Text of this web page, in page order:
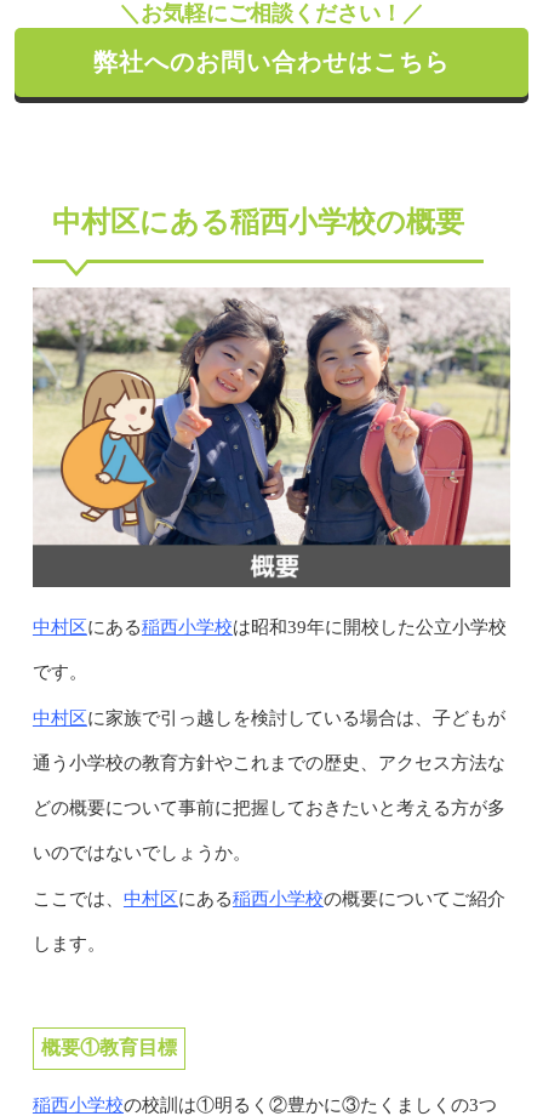
＼お気軽にご相談ください！／
弊社へのお問い合わせはこちら
中村区にある稲西小学校の概要
中村区にある稲西小学校は昭和39年に開校した公立小学校
です。
中村区に家族で引っ越しを検討している場合は、子どもが
通う小学校の教育方針やこれまでの歴史、アクセス方法な
どの概要について事前に把握しておきたいと考える方が多
いのではないでしょうか。
ここでは、 中村区にある稲西小学校の概要についてご紹介
します。
概要①教育目標
稲西小学校の校訓は①明るく ②豊かに③たくましく の3つ